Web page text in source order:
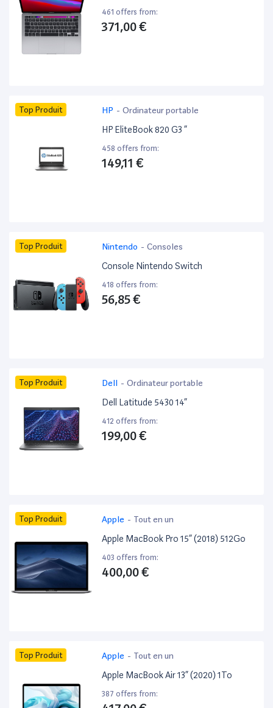
461 offers from:
371,00 €
Top Produit HP - Ordinateur portable
HP EliteBook 820 G3 ”
458 offers from:
149,11 €
Top Produit Nintendo - Consoles
Console Nintendo Switch
418 offers from:
56,85 €
Top Produit Dell - Ordinateur portable
Dell Latitude 5430 14”
412 offers from:
199,00 €
Top Produit Apple - Tout en un
Apple MacBook Pro 15” (2018) 512Go
403 offers from:
400,00 €
Top Produit Apple - Tout en un
Apple MacBook Air 13” (2020) 1To
387 offers from: